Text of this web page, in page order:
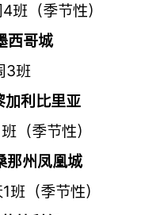
（季节性）
西哥城
3班
利比里亚
（季节性）
州凤凰城
（季节性）